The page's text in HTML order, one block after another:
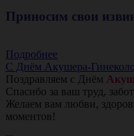
Приносим свои
Подробнее
С Днём Акушера-
Поздравляем с Днём
Спасибо за ваш труд,
Желаем вам любви,
моментов!